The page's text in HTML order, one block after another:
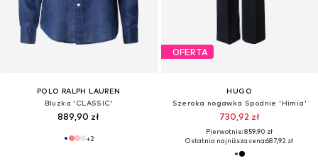
POLO RALPH LAUREN
Bluzka 'CLASSIC'
889,90 zł
+2
OFERTA
HUGO
Szeroka nogawka Spodnie 'Himia'
730,92 zł
Pierwotnie: 859,90 zł
Ostatnia najniższa cena:687,92 zł